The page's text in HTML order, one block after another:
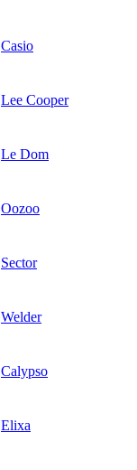
Casio
Lee Cooper
Le Dom
Oozoo
Sector
Welder
Calypso
Elixa